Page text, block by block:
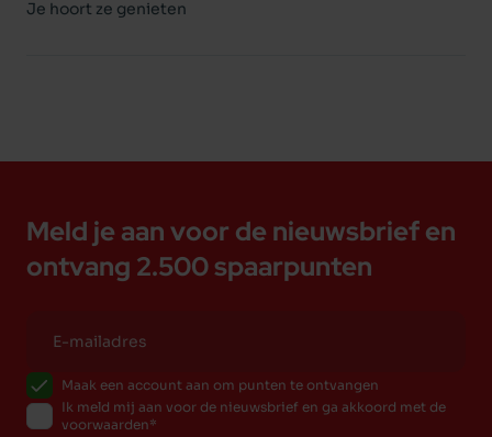
Je hoort ze genieten
Meld je aan voor de nieuwsbrief en
ontvang 2.500 spaarpunten
Maak een account aan om punten te ontvangen
Ik meld mij aan voor de nieuwsbrief en ga akkoord met de
voorwaarden